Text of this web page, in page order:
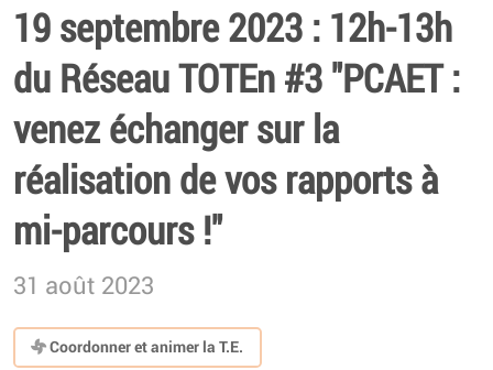
19 septembre 2023 : 12h-13h
du Réseau TOTEn #3 "PCAET :
venez échanger sur la
réalisation de vos rapports à
mi-parcours !"
31 août 2023
Coordonner et animer la T.E.